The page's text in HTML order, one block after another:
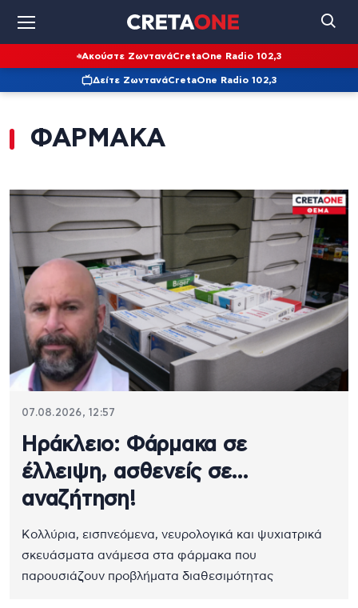
Ακούστε ΖωντανάCretaOne Radio 102,3
Δείτε ΖωντανάCretaOne Radio 102,3
ΦΑΡΜΑΚΑ
07.08.2026, 12:57
Ηράκλειο: Φάρμακα σε
έλλειψη, ασθενείς σε…
αναζήτηση!
Κολλύρια, εισπνεόμενα, νευρολογικά και ψυχιατρικά
σκευάσματα ανάμεσα στα φάρμακα που
παρουσιάζουν προβλήματα διαθεσιμότητας